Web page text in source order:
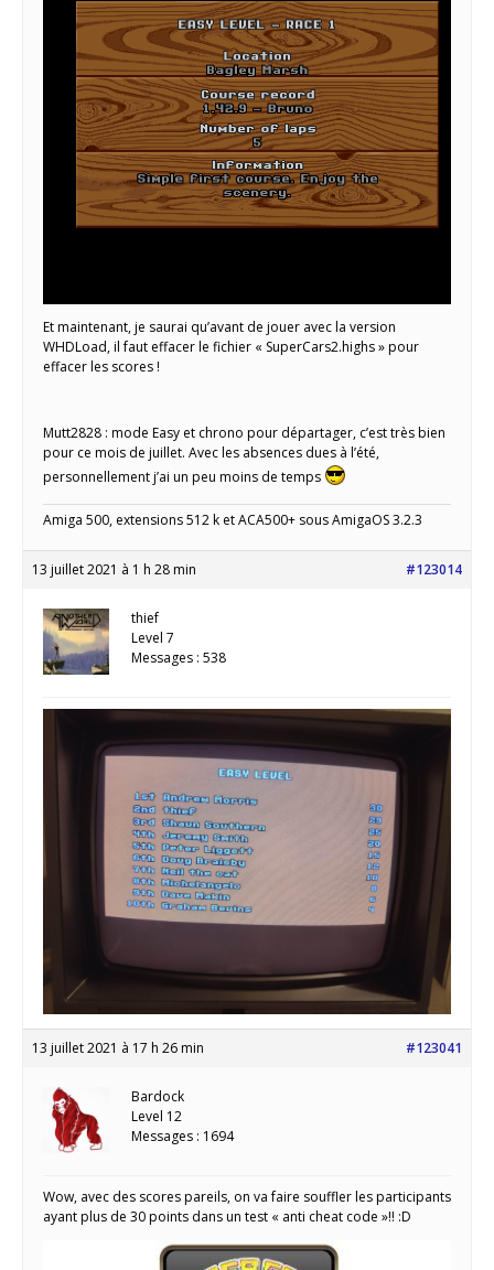
Et maintenant, je saurai qu’avant de jouer avec la version
WHDLoad, il faut effacer le fichier « SuperCars2.highs » pour
effacer les scores !
Mutt2828 : mode Easy et chrono pour départager, c’est très bien
pour ce mois de juillet. Avec les absences dues à l’été,
personnellement j’ai un peu moins de temps
Amiga 500, extensions 512 k et ACA500+ sous AmigaOS 3.2.3
13 juillet 2021 à 1 h 28 min #123014
thief
Level 7
Messages : 538
13 juillet 2021 à 17 h 26 min #123041
Bardock
Level 12
Messages : 1694
Wow, avec des scores pareils, on va faire souffler les participants
ayant plus de 30 points dans un test « anti cheat code »!! :D